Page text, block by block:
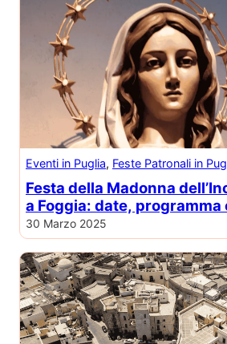
Eventi in Puglia, Feste Patronali in
Festa della Madonna
a Foggia: date,
30 Marzo 2025